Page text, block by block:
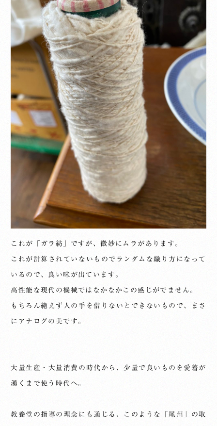
これが「ガラ紡」ですが、微妙にムラがあります。
これが計算されていないものでランダムな織り方になって
いるので、良い味が出ています。
高性能な現代の機械ではなかなかこの感じがでません。
もちろん絶えず人の手を借りないとできないもので、まさ
にアナログの美です。
大量生産・大量消費の時代から、少量で良いものを愛着が
湧くまで使う時代へ。
教養堂の指導の理念にも通じる、このような「尾州」の取